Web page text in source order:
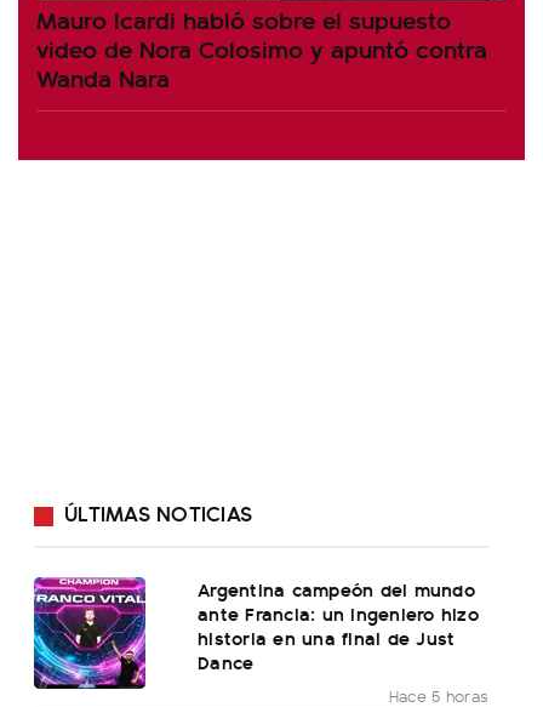
Mauro Icardi habló sobre el supuesto
video de Nora Colosimo y apuntó contra
Wanda Nara
ÚLTIMAS NOTICIAS
Argentina campeón del mundo
ante Francia: un ingeniero hizo
historia en una final de Just
Dance
Hace 5 horas